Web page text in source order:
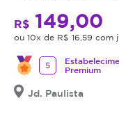
R$ 149,00
ou 10x de R$ 16,59 com
5
Premium
Jd. Paulista